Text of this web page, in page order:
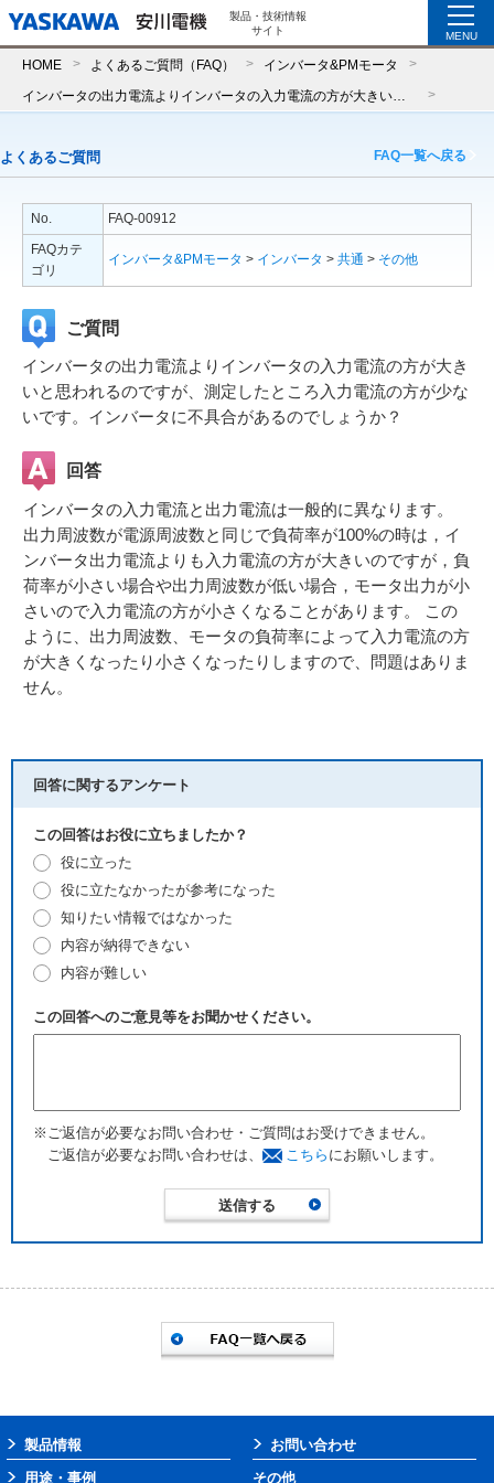
製品・技術情報
サイト
MENU
HOME よくあるご質問（FAQ） インバータ&PMモータ
よくあるご質問 FAQ一覧へ戻る
No.
FAQ-00912
FAQカテ
ゴリ
インバータ&PMモータ > インバータ > 共通 > その他
ご質問
インバータの出力電流よりインバータの入力電流の方が大き
いと思われるのですが、測定したところ入力電流の方が少な
いです。インバータに不具合があるのでしょうか？
回答
インバータの入力電流と出力電流は一般的に異なります。
出力周波数が電源周波数と同じで負荷率が100%の時は，イ
ンバータ出力電流よりも入力電流の方が大きいのですが，負
荷率が小さい場合や出力周波数が低い場合，モータ出力が小
さいので入力電流の方が小さくなることがあります。 この
ように、出力周波数、モータの負荷率によって入力電流の方
が大きくなったり小さくなったりしますので、問題はありま
せん。
回答に関するアンケート
この回答はお役に立ちましたか？
役に立った
役に立たなかったが参考になった
知りたい情報ではなかった
内容が納得できない
内容が難しい
この回答へのご意見等をお聞かせください。
※ご返信が必要なお問い合わせ・ご質問はお受けできません。
ご返信が必要なお問い合わせは、
こちら にお願いします。
製品情報
用途・事例
お問い合わせ
その他